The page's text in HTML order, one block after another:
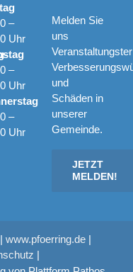
–
Uhr
–
Uhr
–
Uhr
Melden Sie
uns
und
Schäden in
unserer
Gemeinde.
JETZT
MELDEN!
www.pfoerring.de|
|